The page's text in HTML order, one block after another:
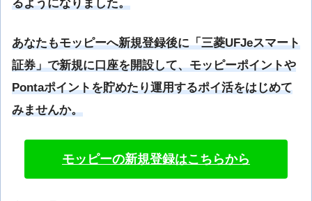
るようになりました。
あなたもモッピーへ新規登録後に「三菱UFJeスマート
証券」で新規に口座を開設して、モッピーポイントや
Pontaポイントを貯めたり運用するポイ活をはじめて
みませんか。
モッピーの新規登録はこちらから